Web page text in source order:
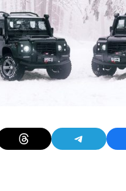
WhatsAppShare on ThreadsShare on